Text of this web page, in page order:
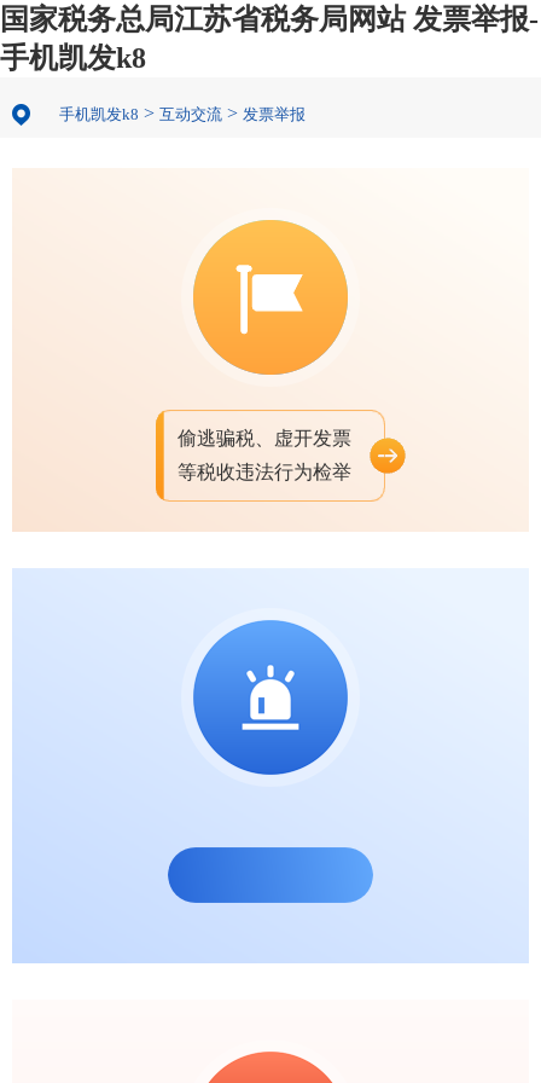
国家税务总局江苏省税务局网站 发票举报-
手机凯发k8
手机凯发k8 > 互动交流 > 发票举报
偷逃骗税、虚开发票
等税收违法行为检举